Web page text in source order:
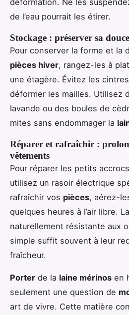
de l’eau pourrait les étirer.
Stockage : préserver sa
Pour conserver la forme et la
pièces hiver, rangez-les à
une étagère. Évitez les
déformer les mailles. Utilisez
lavande ou des boules de
mites sans endommager la
Réparer et rafraîchir :
vêtements
Pour réparer les petits
utilisez un rasoir électrique
rafraîchir vos pièces, aérez-
quelques heures à l’air libre. La
naturellement résistante aux
simple suffit souvent à leur
fraîcheur.
Porter de la laine mérinos en
seulement une question de
art de vivre. Cette matière